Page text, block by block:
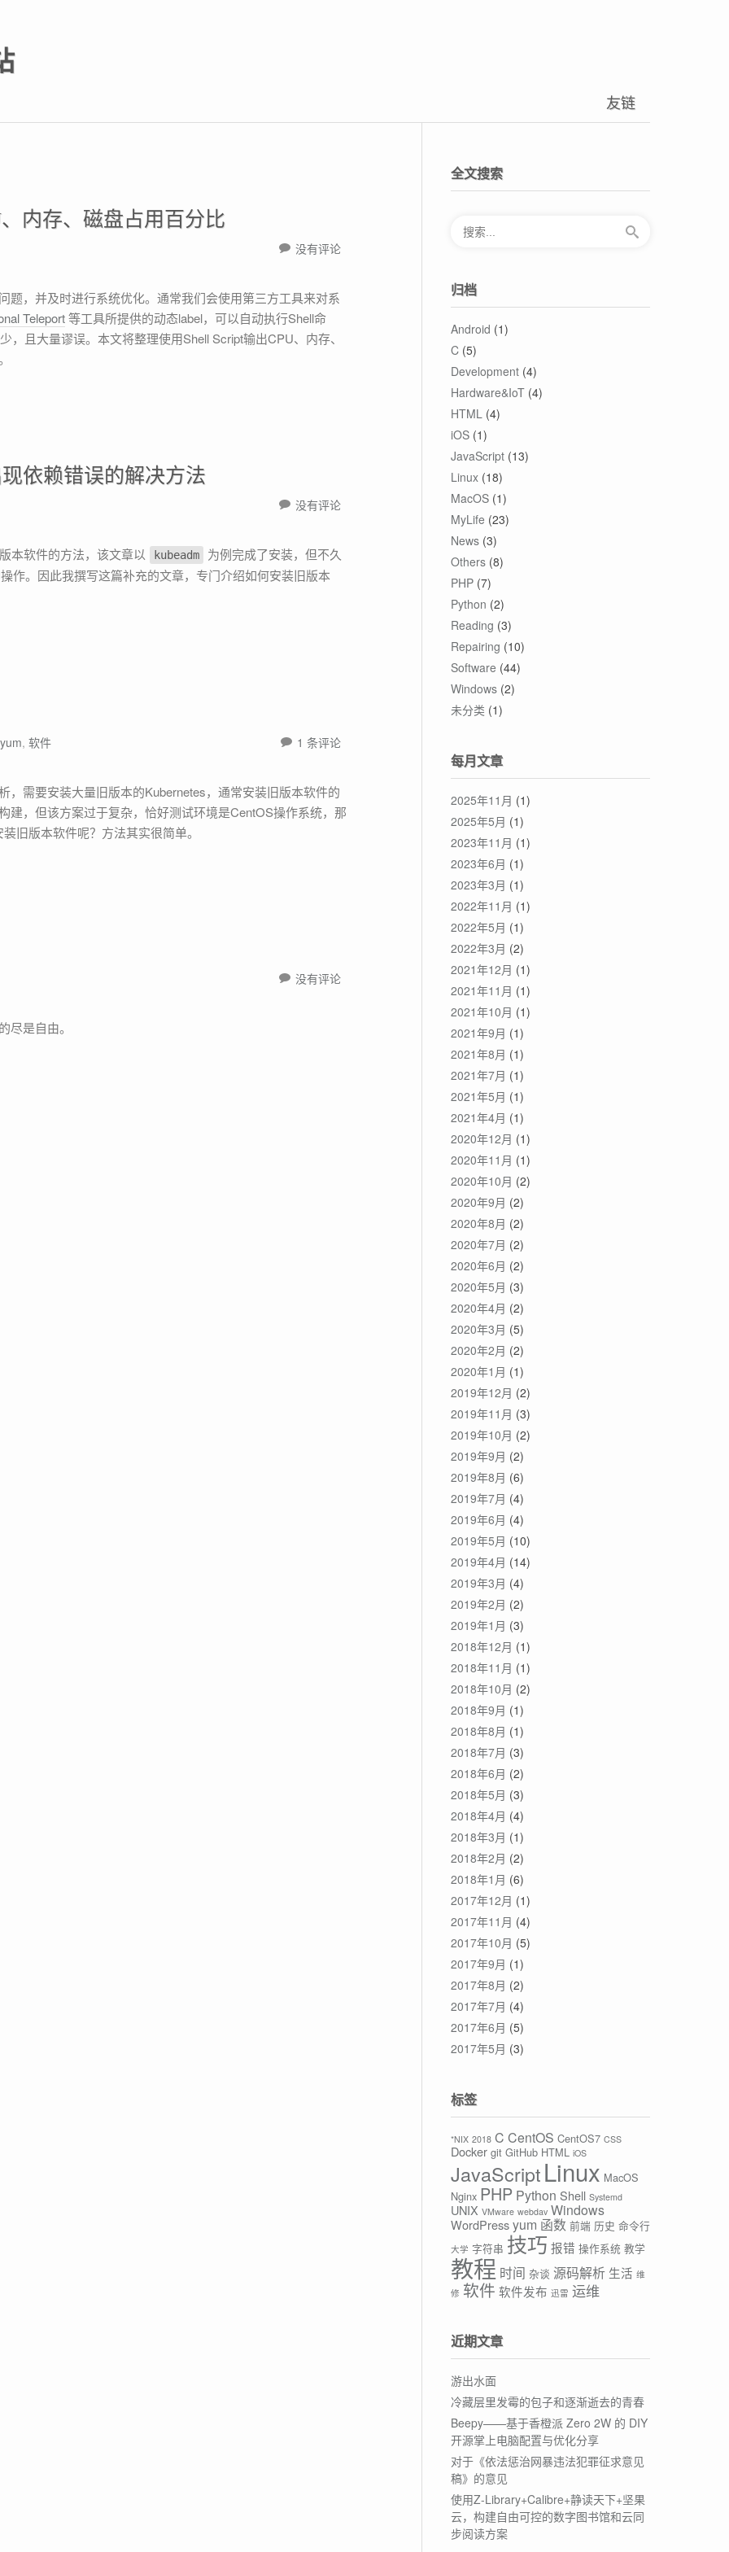
友链
内存、磁盘占用百分比
没有评论
Teleport等工具所提供的动态label，可以自动执行Shell命
，且大量谬误。本文将整理使用Shell Script输出CPU、内存、
依赖错误的解决方法
没有评论
本软件的方法，该文章以 kubeadm
为例完成了安装，但不久
作。因此我撰写这篇补充的文章，专门介绍如何安装旧版本
yum, 软件 1 条评论
建，但该方案过于复杂，恰好测试环境是CentOS操作系统，那
旧版本软件呢？方法其实很简单。
没有评论
尽是自由。
全文搜索
归档
Android (1)
C (5)
Development (4)
Hardware&IoT (4)
HTML (4)
iOS (1)
JavaScript (13)
Linux (18)
MacOS (1)
MyLife (23)
News (3)
Others (8)
PHP (7)
Python (2)
Reading (3)
Repairing (10)
Software (44)
Windows (2)
未分类 (1)
每月文章
2025年11月 (1)
2025年5月 (1)
2023年11月 (1)
2023年6月 (1)
2023年3月 (1)
2022年11月 (1)
2022年5月 (1)
2022年3月 (2)
2021年12月 (1)
2021年11月 (1)
2021年10月 (1)
2021年9月 (1)
2021年8月 (1)
2021年7月 (1)
2021年5月 (1)
2021年4月 (1)
2020年12月 (1)
2020年11月 (1)
2020年10月 (2)
2020年9月 (2)
2020年8月 (2)
2020年7月 (2)
2020年6月 (2)
2020年5月 (3)
2020年4月 (2)
2020年3月 (5)
2020年2月 (2)
2020年1月 (1)
2019年12月 (2)
2019年11月 (3)
2019年10月 (2)
2019年9月 (2)
2019年8月 (6)
2019年7月 (4)
2019年6月 (4)
2019年5月 (10)
2019年4月 (14)
2019年3月 (4)
2019年2月 (2)
2019年1月 (3)
2018年12月 (1)
2018年11月 (1)
2018年10月 (2)
2018年9月 (1)
2018年8月 (1)
2018年7月 (3)
2018年6月 (2)
2018年5月 (3)
2018年4月 (4)
2018年3月 (1)
2018年2月 (2)
2018年1月 (6)
2017年12月 (1)
2017年11月 (4)
2017年10月 (5)
2017年9月 (1)
2017年8月 (2)
2017年7月 (4)
2017年6月 (5)
2017年5月 (3)
标签
*NIX 2018 C CentOS CentOS7 CSS
Docker git GitHub HTML iOS
JavaScriptLinux MacOS
Nginx PHP Python Shell Systemd
UNIX VMware webdav Windows
WordPressyum 函数 前端 历史 命令行
大学 字符串 技巧 报错 操作系统 教学
教程 时间 杂谈 源码解析 生活 维
修 软件 软件发布 迅雷 运维
近期文章
游出水面
冷藏层里发霉的包子和逐渐逝去的青春
Beepy——基于香橙派 Zero 2W 的 DIY
开源掌上电脑配置与优化分享
对于《依法惩治网暴违法犯罪征求意见
稿》的意见
使用Z-Library+Calibre+静读天下+坚果
云，构建自由可控的数字图书馆和云同
步阅读方案